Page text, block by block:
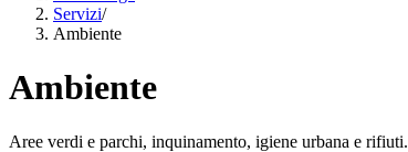
Servizi/
Ambiente
Ambiente
Aree verdi e parchi, inquinamento, igiene urbana e rifiuti.